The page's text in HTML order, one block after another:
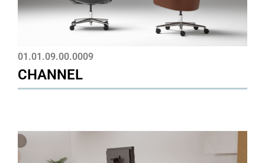
01.01.09.00.0009
CHANNEL